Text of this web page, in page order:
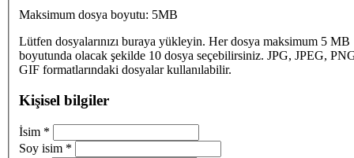
Maksimum dosya boyutu: 5MB
Lütfen dosyalarınızı buraya yükleyin. Her dosya maksimum 5 MB
boyutunda olacak şekilde 10 dosya seçebilirsiniz. JPG, JPEG,
GIF formatlarındaki dosyalar kullanılabilir.
Kişisel bilgiler
İsim *
Soy isim *